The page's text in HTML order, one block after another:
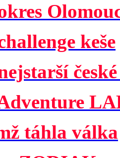
keše
české
táhla válka